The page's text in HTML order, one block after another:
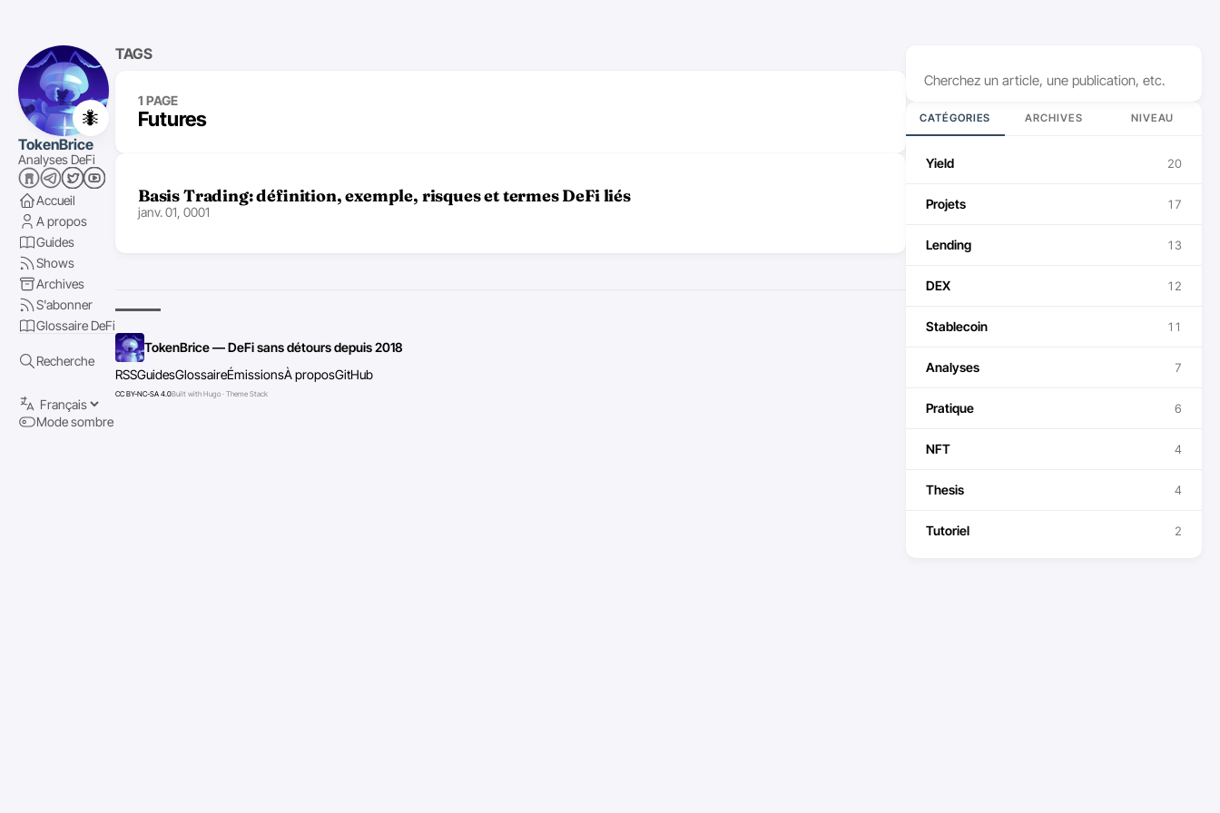
🐜
TokenBrice
Analyses DeFi
Accueil
A propos
Guides
Shows
Archives
S'abonner
Glossaire DeFi
Recherche
Mode sombre
CATÉGORIES ARCHIVES NIVEAU
Yield 20
Projets 17
Lending 13
DEX 12
Stablecoin 11
Analyses 7
Pratique 6
NFT 4
Thesis 4
Tutoriel 2
TAGS
1 PAGE
Futures
Basis Trading: définition, exemple, risques et termes DeFi liés
janv. 01, 0001
TokenBrice — DeFi sans détours depuis 2018
RSSGuidesGlossaireÉmissionsÀ proposGitHub
CC BY-NC-SA 4.0Built with Hugo · Theme Stack